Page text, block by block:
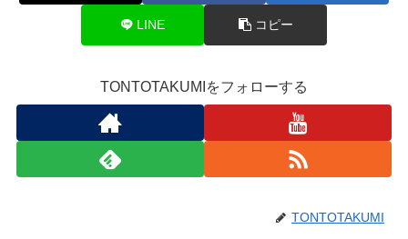
LINE コピー
TONTOTAKUMIをフォローする
TONTOTAKUMI